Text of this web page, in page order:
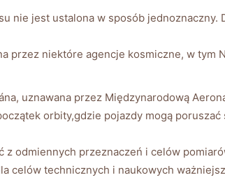
nie jest ustalona w sposób
przez niektóre agencje kosmiczne, w tym
uznawana przez Międzynarodową
orbity,gdzie pojazdy mogą
z odmiennych przeznaczeń i celów
celów technicznych i naukowych